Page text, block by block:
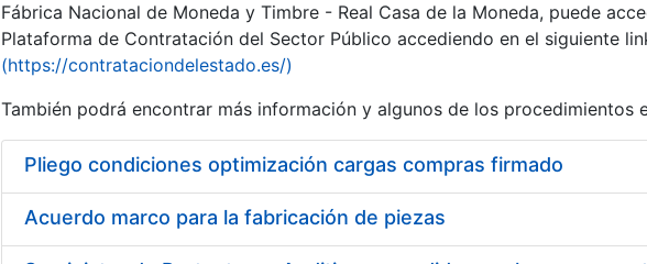
Erakutsi/Ezkutatu
Erakutsi/Ezkutatu
Erakutsi/Ezkutatu
Fábrica Nacional de Moneda y Timbre - Real Casa de la Moneda, puede
Plataforma de Contratación del Sector Público accediendo en el siguiente
(https://contrataciondelestado.es/)
También podrá encontrar más información y algunos de los procedimientos
Pliego condiciones optimización cargas compras firmado
Acuerdo marco para la fabricación de piezas